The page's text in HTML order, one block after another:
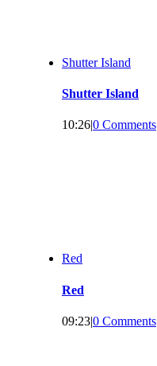
Shutter Island
Shutter Island
10:26|0 Comments
Red
Red
09:23|0 Comments